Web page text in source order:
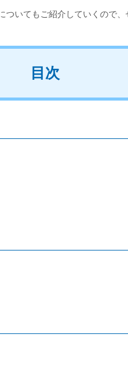
いてもご紹介していくので、
目次